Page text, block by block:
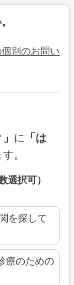
別のお問い
に 「は
。
選択可）
を探して
療のための